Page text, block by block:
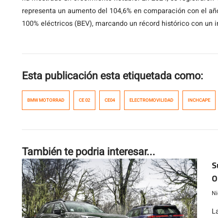
representa un aumento del 104,6% en comparación con el
100% eléctricos (BEV), marcando un récord histórico con un
Esta publicación esta etiquetada como:
BMW MOTORRAD CE 02 CE04 ELECTROMOVILIDAD INCHCAPE
También te podria interesar...